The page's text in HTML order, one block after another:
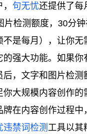
句无忧还提供了每
片检测额度，30分
不是每月），让你
的强大功能。如果你
后，文字和图片检测
大规模内容创作的
牌在内容创作过程中
违禁词检测 工具以其